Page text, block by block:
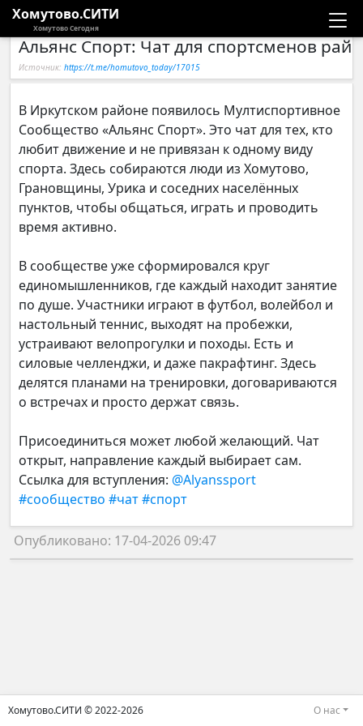
Хомутово.СИТИ
Хомутово Сегодня
Новости
Галерея
Компании
Альянс Спорт: Чат для спортсменов
Источник: https://t.me/homutovo_today/17015
В Иркутском районе появилось Мултиспортивное
Сообщество «Альянс Спорт». Это чат для тех, кто
любит движение и не привязан к одному виду
спорта. Здесь собираются люди из Хомутово,
Грановщины, Урика и соседних населённых
пунктов, чтобы общаться, играть и проводить
время активно.
В сообществе уже сформировался круг
единомышленников, где каждый находит занятие
по душе. Участники играют в футбол, волейбол и
настольный теннис, выходят на пробежки,
устраивают велопрогулки и походы. Есть и
силовые челленджи, и даже пакрафтинг. Здесь
делятся планами на тренировки, договариваются
о встречах и просто держат связь.
Присоединиться может любой желающий. Чат
открыт, направление каждый выбирает сам.
Ссылка для вступления: @Alyanssport
#сообщество #чат#спорт
Опубликовано: 17-04-2026 09:47
Хомутово.СИТИ © 2022-2026 О нас